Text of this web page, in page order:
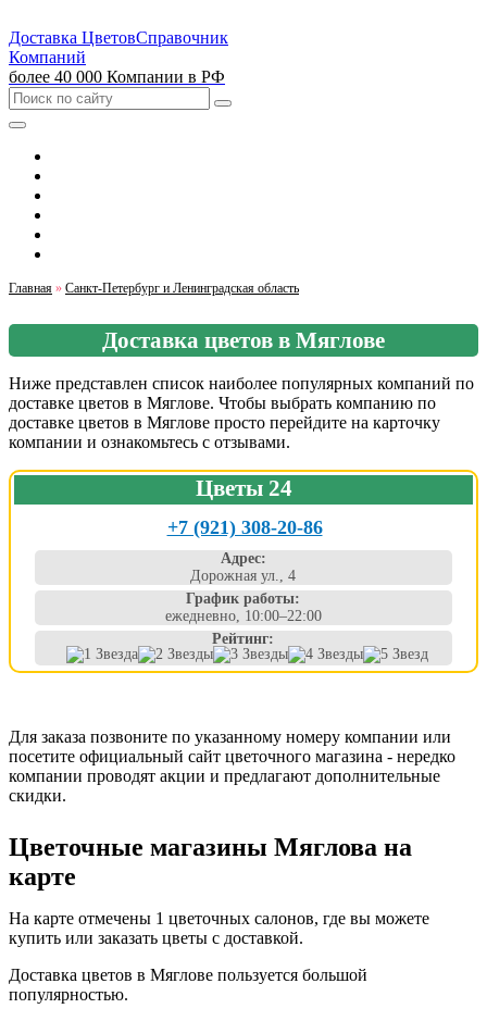
Доставка ЦветовСправочник
Компаний
более 40 000 Компании в РФ
Главная » Санкт-Петербург и Ленинградская область
Доставка цветов в Мяглове
Ниже представлен список наиболее популярных компаний по
доставке цветов в Мяглове. Чтобы выбрать компанию по
доставке цветов в Мяглове просто перейдите на карточку
компании и ознакомьтесь с отзывами.
Цветы 24
+7 (921) 308-20-86
Адрес:
Дорожная ул., 4
График работы:
ежедневно, 10:00–22:00
Рейтинг:
Для заказа позвоните по указанному номеру компании или
посетите официальный сайт цветочного магазина - нередко
компании проводят акции и предлагают дополнительные
скидки.
Цветочные магазины Мяглова на
карте
На карте отмечены 1 цветочных салонов, где вы можете
купить или заказать цветы с доставкой.
Доставка цветов в Мяглове пользуется большой
популярностью.